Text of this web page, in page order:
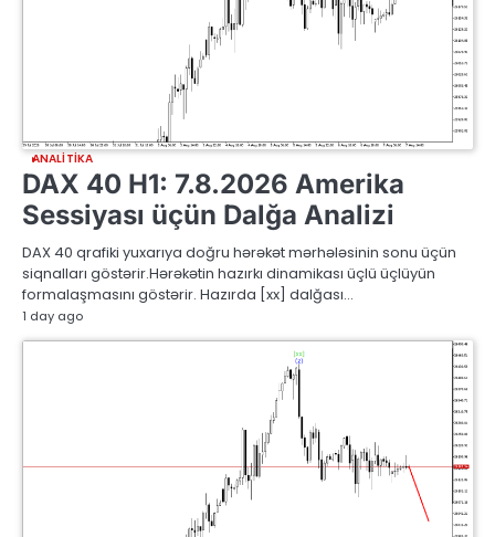
ANALITIKA
DAX 40 H1: 7.8.2026 Amerika
Sessiyası üçün Dalğa Analizi
DAX 40 qrafiki yuxarıya doğru hərəkət mərhələsinin sonu üçün
siqnalları göstərir.Hərəkətin hazırkı dinamikası üçlü üçlüyün
formalaşmasını göstərir. Hazırda [xx] dalğası…
1 day ago